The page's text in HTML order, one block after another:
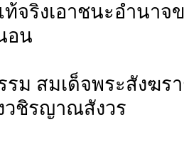
จริงเอาชนะอำนาจ
อน
ม สมเด็จพระสังฆรา
วชิรญาณสังวร